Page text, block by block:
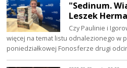
"Sedinum.
Leszek
Czy Paulinie i
więcej na temat listu odnalezionego w
poniedziałkowej Fonosferze drugi